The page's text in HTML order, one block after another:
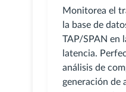
Monitorea el
la base de
TAP/SPAN en
latencia.
análisis de
generación de